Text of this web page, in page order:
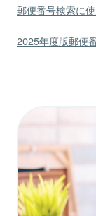
郵便番号検索に
2025年度版郵便